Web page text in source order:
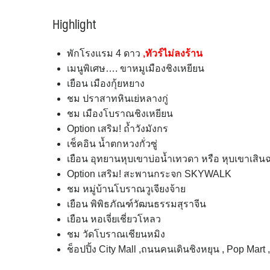
Highlight
พักโรงแรม 4 ดาว ,ทัวร์ไม่ลงร้าน
เมนูพิเศษ…. ขาหมูเมืองชิงเหยียน
เยือน เมืองกุ้ยหยาง
ชม ปราสาทหินเย่หลางกู่
ชม เมืองโบราณชิงเหยียน
Option เสริม! ถ้ำวังมังกร
เช็คอิน น้ำตกหวงกั่วซู่
เยือน อุทยานหุบเขาบ่อน้ำเทวดา หรือ หุบเขาเสิน
Option เสริม! สะพานกระจก SKYWALK
ชม หมู่บ้านโบราณวูเจียงจ้าย
เยือน พิพิธภัณฑ์วัฒนธรรมสุราจีน
เยือน หอเจี่ยเชี่ยวโหลว
ชม วัดโบราณเชียนหมิง
ช็อปปิ้ง City Mall ,ถนนคนเดินชิงหยุน , Pop Mart ,